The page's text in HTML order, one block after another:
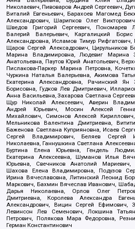
Николаевич, Пивоваров Андрей Сергеевич,
Виталий Евгеньевич, Барахоев Магомед
Александрович, Шарипков Олег
Шведов Григорий Сергеевич, Пономарев
Валерий Валерьевич, Каргалицкий
Александровна, Исламов Тимур Рифгатович,
Щаров Сергей Алексадрович, Цирульников
Марина Владимировна, Людевиг Марина
Анатольевна, Паутов Юрий Анатольевич,
Пислакова-Паркер Марина Петровна,
Чуркина Наталья Валерьевна, Акимова
Екатерина Александровна, Рачинский Ян
Борисовна, Гудков Лев Дмитриевич,
Анна Васильевна, Захарова Светлана
Щур Николай Алексеевич, Аверин
Андрей Юрьевич, Мосин Алексей
Михайлович, Симонов Алексей
Мельникова Валентина Дмитриевна,
Баженова Светлана Куприяновна, Исаев
Сергей Владимирович, Беляев Сергей
Николаевна, Ганнушкина Светлана
Буртина Елена Юрьевна, Гендель
Екатерина Алексеевна, Шуманов Илья
Юрьевна, Свечников Анатолий
Шахова Елена Владимировна, Подузов
Ирина Вячеславовна, Литинский Леонид
Маркович, Бахмин Вячеслав Иванович,
Дарья Николаевна, Орлов Олег
Дмитриевна, Королева Александра
Александрович, Вицин Сергей Ефимович,
Левинсон Лев Семенович, Локшина
Петрович, Полякова Мара Федоровна,
Герман Константинович